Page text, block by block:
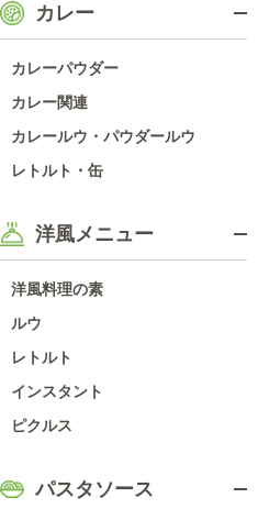
カレー
カレーパウダー
カレー関連
カレールウ・パウダールウ
レトルト・缶
洋風メニュー
洋風料理の素
ルウ
レトルト
インスタント
ピクルス
パスタソース